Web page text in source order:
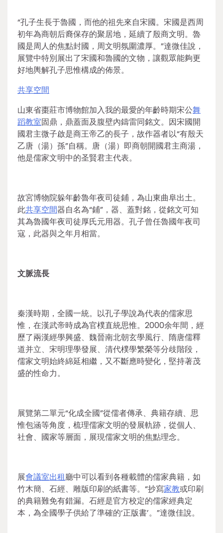
“孔子生長于魯國，而他的祖先來自宋國。宋國是西周
初年為商朝后裔保存的聚居地，延續了殷商文明。魯
國是周人的焦點封國，周文明氛圍濃厚。”達微佳說，
展覽中特別展出了宋國和魯國的文物，讓觀眾能夠更
好地輿解孔子思惟構成的佈景。
共享空間
山東省棗莊市博物館加入我的最愛的年齡時期宋公舞
蹈教室固鼎，鼎蓋面及腹壁內鑄雷同銘文。因宋國開
國君主微子啟是商王帝乙的長子，故作器者以“有殷天
乙唐（湯）孫”自稱。唐（湯）即商朝開國君主商湯，
他是儒家文明中的圣賢君主代表。
故宮博物院躲年齡魯年夜司徒鋪，為山東曲阜出土。
此共享空間器自名為“鋪”，器、蓋對銘，從銘文可知
其為魯國年夜司徒厚氏元用器。孔子曾任魯國年夜司
寇，此器與之年月相當。
文脈流長
秦漢時期，全國一統。以孔子學說為代表的儒家思
惟，在漢武帝時成為官樸直統思惟。2000余年間，經
歷了兩漢經學興盛、魏晉南北朝玄學風行、隋唐儒釋
道并立、宋明理學發展、清代樸學繁榮等分歧階段，
儒家文明始終綿延相繼，又不斷應時變化，堅持著茂
盛的性命力。
展覽第二單元“化成全國”從儒者傳承、典籍存續、思
惟包涵等角度，梳理儒家文明的發展軌跡，從個人、
社會、國家等層面，展現儒家文明的焦點理念。
展會議室出租廳中可以看到各種載體的儒家典籍，如
竹木簡、石經、雕版印刷的紙書等。“抄寫家教或印刷
的典籍難免有錯漏。石經是官方校定的儒家經典定
本，為全國學子供給了準確的‘正版書’。”達微佳說。